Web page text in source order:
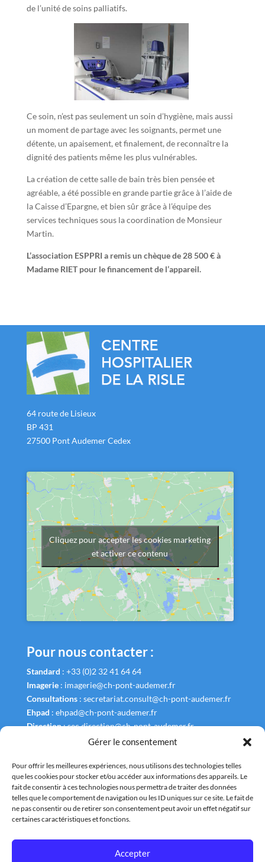
Gérer le consentement
Pour offrir les meilleures expériences, nous utilisons des technologies telles
que les cookies pour stocker et/ou accéder aux informations des appareils. Le
fait de consentir à ces technologies nous permettra de traiter des données
telles que le comportement de navigation ou les ID uniques sur ce site. Le fait de
ne pas consentir ou de retirer son consentement peut avoir un effet négatif sur
certaines caractéristiques et fonctions.
Accepter
de l’unité de soins palliatifs.
Ce soin, n’est pas seulement un soin d’hygiène, mais aussi
un moment de partage avec les soignants, permet une
détente, un apaisement, et finalement, de reconnaître la
dignité des patients même les plus vulnérables.
La création de cette salle de bain très bien pensée et
agréable, a été possible en grande partie grâce à l’aide de
la Caisse d’Epargne, et bien sûr grâce à l’équipe des
services techniques sous la coordination de Monsieur
Martin.
L’association ESPPRI a remis un chèque de 28 500 € à
Madame RIET pour le financement de l’appareil.
64 route de Lisieux
BP 431
27500 Pont Audemer Cedex
Cliquez pour accepter les cookies marketing
et activer ce contenu
Pour nous contacter :
Standard : +33 (0)2 32 41 64 64
Imagerie: imagerie@ch-pont-audemer.fr
Consultations: secretariat.consult@ch-pont-audemer.fr
Ehpad : ehpad@ch-pont-audemer.fr
Direction:sec.direction@ch-pont-audemer.fr
Liens Utiles
Annuaire